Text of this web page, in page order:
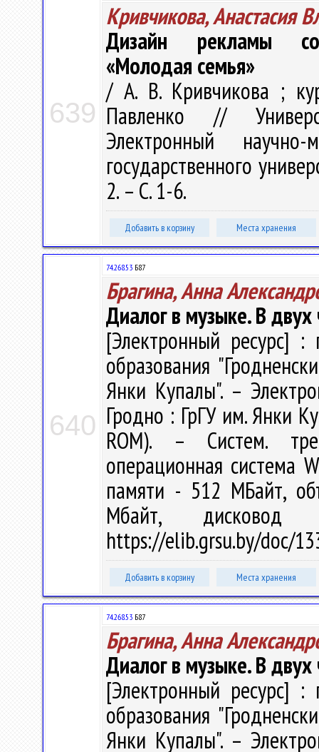
639
Кривчикова, Анастасия
Дизайн рекламы
«Молодая семья»
/ А. В. Кривчикова ;
Павленко //
Электронный научно-
государственного
2. – С. 1-6.
Добавить в корзину Места хранения
640
74.268.53 Б87
Брагина, Анна
Диалог в музыке. В двух
[Электронный ресурс]
образования
Янки Купалы". –
Гродно : ГрГУ им. Янки
ROM). – Систем.
операционная система
памяти - 512 МБайт,
Мбайт,
https://elib.grsu.by/doc/
Добавить в корзину Места хранения
74.268.53 Б87
Брагина, Анна
Диалог в музыке. В двух
[Электронный ресурс]
образования
Янки Купалы". –